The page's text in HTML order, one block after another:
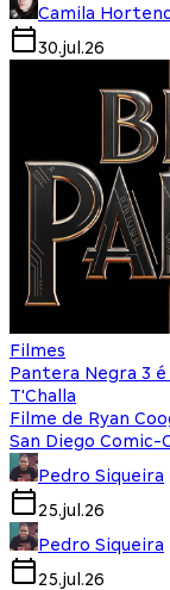
Camila
30.jul.26
Filmes
Pantera Negra 3
T'Challa
Filme de Ryan
San Diego Comic-
Pedro Siqueira
25.jul.26
Pedro Siqueira
25.jul.26